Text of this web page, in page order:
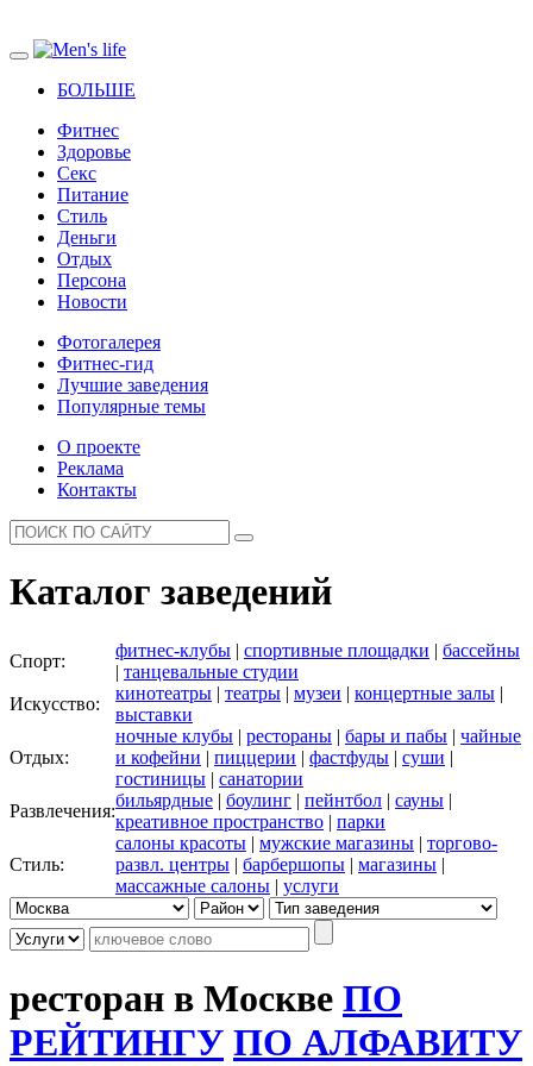
БОЛЬШЕ
Фитнес
Здоровье
Секс
Питание
Стиль
Деньги
Отдых
Персона
Новости
Фотогалерея
Фитнес-гид
Лучшие заведения
Популярные темы
О проекте
Реклама
Контакты
Каталог заведений
Спорт:
фитнес-клубы | спортивные площадки | бассейны
| танцевальные студии
Искусство:
кинотеатры | театры | музеи | концертные залы |
выставки
Отдых:
ночные клубы | рестораны | бары и пабы | чайные
и кофейни | пиццерии | фастфуды | суши |
гостиницы | санатории
Развлечения:
бильярдные | боулинг | пейнтбол | сауны |
креативное пространство | парки
Стиль:
салоны красоты | мужские магазины | торгово-
развл. центры | барбершопы | магазины |
массажные салоны | услуги
ресторан в Москве ПО
РЕЙТИНГУ ПО АЛФАВИТУ